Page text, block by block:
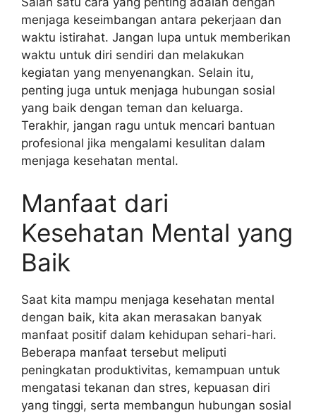
menjaga keseimbangan antara pekerjaan dan
waktu istirahat. Jangan lupa untuk memberikan
waktu untuk diri sendiri dan melakukan
kegiatan yang menyenangkan. Selain itu,
penting juga untuk menjaga hubungan sosial
yang baik dengan teman dan keluarga.
Terakhir, jangan ragu untuk mencari bantuan
profesional jika mengalami kesulitan dalam
menjaga kesehatan mental.
Manfaat dari
Kesehatan Mental yang
Baik
Saat kita mampu menjaga kesehatan mental
dengan baik, kita akan merasakan banyak
manfaat positif dalam kehidupan sehari-hari.
Beberapa manfaat tersebut meliputi
peningkatan produktivitas, kemampuan untuk
mengatasi tekanan dan stres, kepuasan diri
yang tinggi, serta membangun hubungan sosial